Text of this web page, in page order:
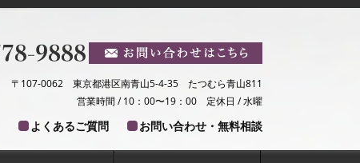
〒107-0062 東京都港区南青山5-4-35 たつむら青山811
営業時間 / 10：00〜19：00 定休日 / 水曜
よくあるご質問 お問い合わせ・無料相談